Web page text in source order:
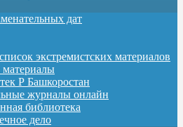
дат
экстремистских материалов
Р Башкоростан
журналы онлайн
библиотека
дело